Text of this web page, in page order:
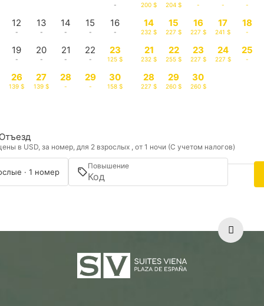
-
12
-
13
-
14
-
15
-
16
-
19
-
20
-
21
-
22
-
23
125 $
26
139 $
27
139 $
28
-
29
-
30
158 $
200 $ 204 $ - - -
14
232 $
15
227 $
16
227 $
17
241 $
18
-
21
232 $
22
255 $
23
227 $
24
227 $
25
-
28
227 $
29
260 $
30
260 $
в USD, за номер, для 2 взрослых , от 1 ночи (С учетом налогов)
· 1 номер
Повышение